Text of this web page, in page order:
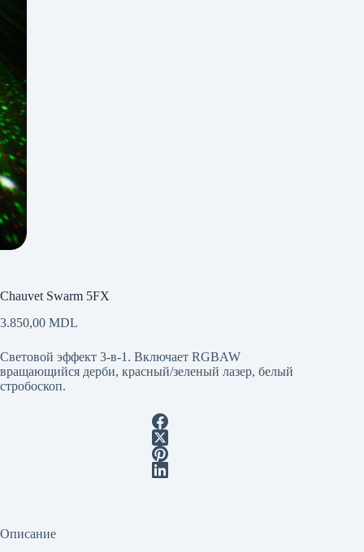
Chauvet Swarm 5FX
3.850,00 MDL
Световой эффект 3-в-1. Включает RGBAW
вращающийся дерби, красный/зеленый лазер, белый
стробоскоп.
Описание